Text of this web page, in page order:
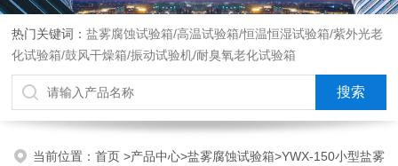
热门关键词：盐雾腐蚀试验箱/高温试验箱/恒温恒湿试验箱/紫外光老
化试验箱/鼓风干燥箱/振动试验机/耐臭氧老化试验箱
当前位置：首页>产品中心>盐雾腐蚀试验箱>YWX-150小型盐雾